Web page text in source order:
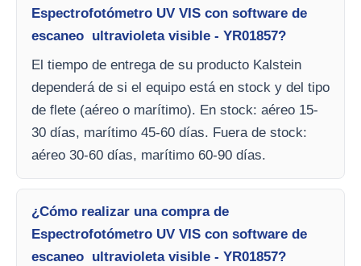
Espectrofotómetro UV VIS con software de
escaneo ultravioleta visible - YR01857?
El tiempo de entrega de su producto Kalstein
dependerá de si el equipo está en stock y del tipo
de flete (aéreo o marítimo). En stock: aéreo 15-
30 días, marítimo 45-60 días. Fuera de stock:
aéreo 30-60 días, marítimo 60-90 días.
¿Cómo realizar una compra de
Espectrofotómetro UV VIS con software de
escaneo ultravioleta visible - YR01857?